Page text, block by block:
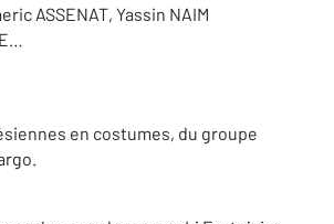
ASSENAT, Yassin NAIM
en costumes, du groupe